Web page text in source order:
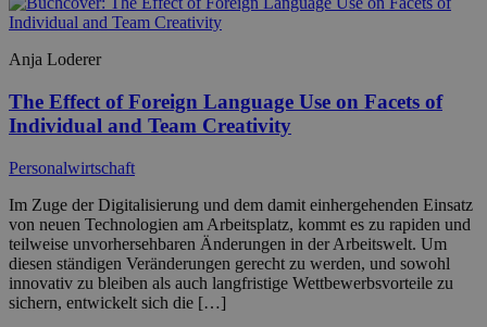
Anja Loderer
The Effect of Foreign Language Use on Facets of
Individual and Team Creativity
Personalwirtschaft
Im Zuge der Digitalisierung und dem damit einhergehenden Einsatz
von neuen Technologien am Arbeitsplatz, kommt es zu rapiden und
teilweise unvorhersehbaren Änderungen in der Arbeitswelt. Um
diesen ständigen Veränderungen gerecht zu werden, und sowohl
innovativ zu bleiben als auch langfristige Wettbewerbsvorteile zu
sichern, entwickelt sich die […]